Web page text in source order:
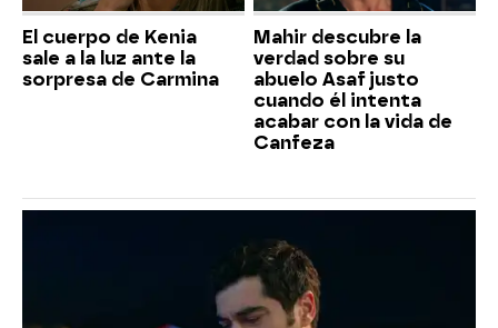
El cuerpo de Kenia
sale a la luz ante la
sorpresa de Carmina
Mahir descubre la
verdad sobre su
abuelo Asaf justo
cuando él intenta
acabar con la vida de
Canfeza